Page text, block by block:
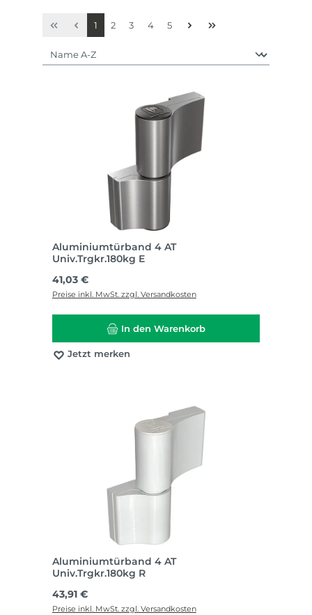
Seite
1 Seite
2 Seite
3 Seite
4 Seite
5
Aluminiumtürband 4 AT
Univ.Trgkr.180kg E
Regulärer Preis:
41,03 €
Preise inkl. MwSt. zzgl. Versandkosten
In den Warenkorb
Jetzt merken
Aluminiumtürband 4 AT
Univ.Trgkr.180kg R
Regulärer Preis:
43,91 €
Preise inkl. MwSt. zzgl. Versandkosten